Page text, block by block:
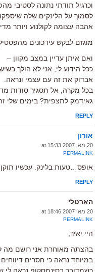
וכרגיל תודתי נתונה לסטיבי
לסמוך על הלינקים שלה
אהבה עצומה לקולנוע ויותר מדי
מוגזם לבקש עידכונים
ואם איתן עדיין במצב מקוון –
ככל הידוע לי, אני לא הולך
אבדוק את זה עם עצמי ונראה.
בכל מקרה, אל תסגיר סודות
גאידמק לתצפית? בימים שלי
REPLY
אורון
20 מאי 2007 at 15:33
PERMALINK
אופס…טעות בלינק. עכשיו תוקן.
REPLY
הארטלי
20 מאי 2007 at 18:46
PERMALINK
היי יאיר,
בהצתה מאוחרת אני רושם מה
במיוחד נראה כי חסרים